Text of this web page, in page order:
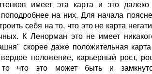
имеет эта карта и это
на них. Для начала
себя на то, что это не карта
К Ленорман это не имеет
скорее даже положительная
положение, карьерный рост,
то что это может быть и